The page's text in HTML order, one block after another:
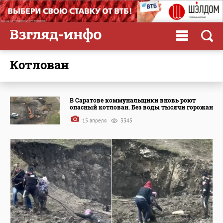
котлован
В Саратове коммунальщики вновь роют
опасный котлован. Без воды тысячи горожан
15 апреля 3345